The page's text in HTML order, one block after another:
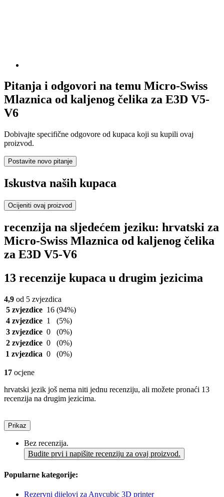
Pitanja i odgovori na temu Micro-Swiss
Mlaznica od kaljenog čelika za E3D V5-
V6
Dobivajte specifične odgovore od kupaca koji su kupili ovaj
proizvod.
Postavite novo pitanje
Iskustva naših kupaca
Ocijeniti ovaj proizvod
recenzija na sljedećem jeziku: hrvatski za
Micro-Swiss Mlaznica od kaljenog čelika
za E3D V5-V6
13 recenzije kupaca u drugim jezicima
4,9 od 5 zvjezdica
5 zvjezdice 16 (94%)
4 zvjezdice 1
(5%)
3 zvjezdice 0
(0%)
2 zvjezdice 0
(0%)
1 zvjezdica 0 (0%)
17 ocjene
hrvatski jezik još nema niti jednu recenziju, ali možete pronaći 13
recenzija na drugim jezicima.
Prikaz
Bez recenzija.
Budite prvi i napišite recenziju za ovaj proizvod.
Popularne kategorije:
Rezervni dijelovi za Anycubic 3D printer